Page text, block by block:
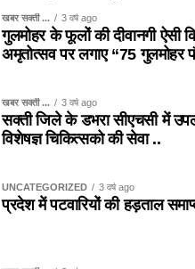
खबर सक्ती ... 3 वर्ष ago
गुलमोहर के फूलों की दीवानगी ऐसी
अमृतोत्सव पर लगाए “75 गुलमोहर
खबर सक्ती ... 3 वर्ष ago
सक्ती जिले के डभरा सीएचसी में
विशेषज्ञ चिकित्सको की सेवा ..
UNCATEGORIZED 3 वर्ष ago
प्रदेश में पटवारियों की हड़ताल